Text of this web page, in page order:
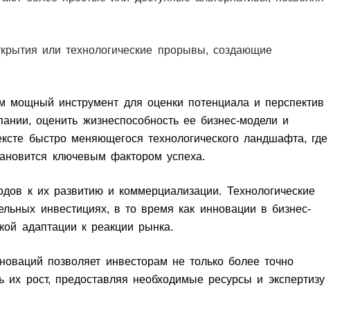
или технологические прорывы, создающие
мощный инструмент для оценки потенциала и перспектив
оценить жизнеспособность ее бизнес-модели и
быстро меняющегося технологического ландшафта, где
ключевым фактором успеха.
к их развитию и коммерциализации. Технологические
инвестициях, в то время как инновации в бизнес-
адаптации к реакции рынка.
позволяет инвесторам не только более точно
рост, предоставляя необходимые ресурсы и экспертизу